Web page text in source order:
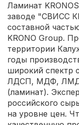
Ламинат
заводе "СВИСС
составной
KRONO Group.
территории
годы
широкий спектр
ЛДСП, МДФ,
(ламинат).
российского
на уровне цен.